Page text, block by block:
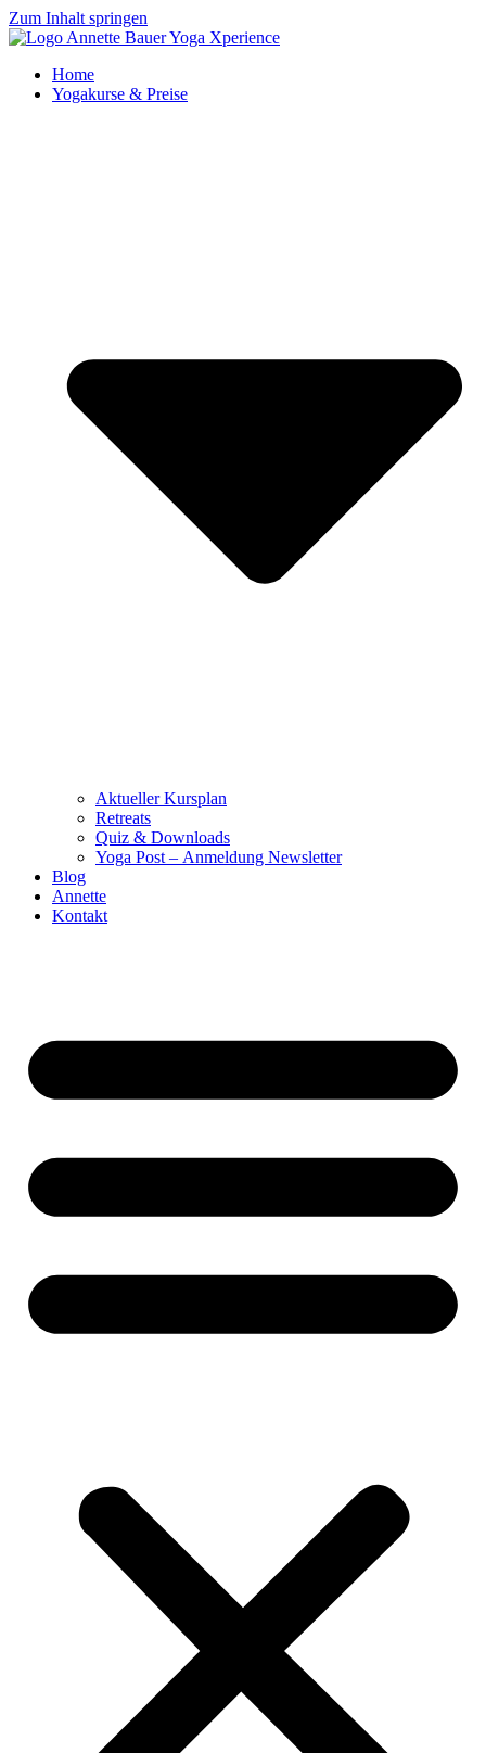
Zum Inhalt springen
Home
Yogakurse & Preise
Aktueller Kursplan
Retreats
Quiz & Downloads
Yoga Post – Anmeldung Newsletter
Blog
Annette
Kontakt